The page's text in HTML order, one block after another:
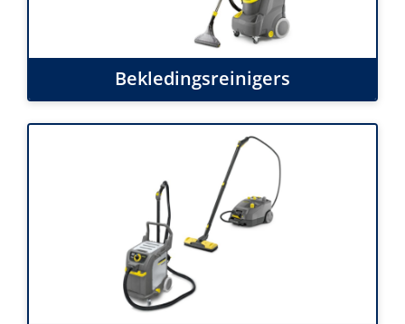
Bekledingsreinigers